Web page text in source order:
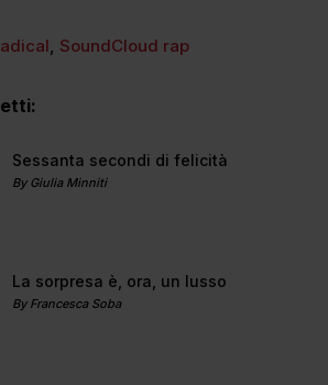
SoundCloud rap
Sessanta secondi di felicità
By Giulia Minniti
La sorpresa è, ora, un lusso
By Francesca Soba